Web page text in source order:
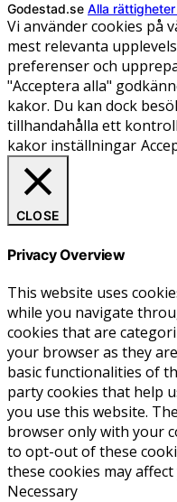
Godestad.se Alla
Vi använder cookies på
mest relevanta
preferenser och
"Acceptera alla"
kakor. Du kan dock
tillhandahålla ett
kakor inställningar
CLOSE
Privacy Overview
This website uses
while you navigate
cookies that are
your browser as they
basic functionalities of
party cookies that help
you use this website.
browser only with your
to opt-out of these
these cookies may
Necessary